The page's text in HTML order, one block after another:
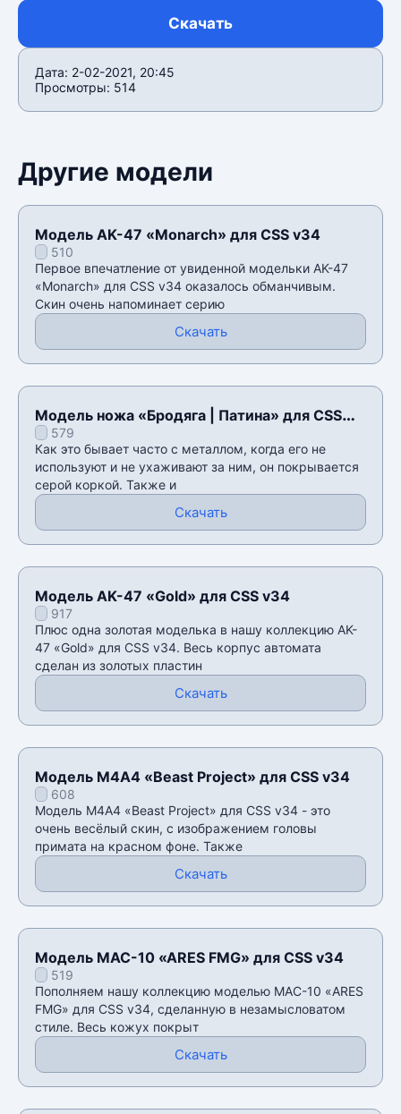
Скачать
Дата: 2-02-2021, 20:45
Просмотры: 514
Другие модели
Модель AK-47 «Monarch» для CSS v34
510
Первое впечатление от увиденной модельки AK-47
«Monarch» для CSS v34 оказалось обманчивым.
Скин очень напоминает серию
Скачать
Модель ножа «Бродяга | Патина» для CSS
v34579
Как это бывает часто с металлом, когда его не
используют и не ухаживают за ним, он покрывается
серой коркой. Также и
Скачать
Модель AK-47 «Gold» для CSS v34
917
Плюс одна золотая моделька в нашу коллекцию AK-
47 «Gold» для CSS v34. Весь корпус автомата
сделан из золотых пластин
Скачать
Модель М4А4 «Beast Project» для CSS v34
608
Модель М4А4 «Beast Project» для CSS v34 - это
очень весёлый скин, с изображением головы
примата на красном фоне. Также
Скачать
Модель MAC-10 «ARES FMG» для CSS v34
519
Пополняем нашу коллекцию моделью MAC-10 «ARES
FMG» для CSS v34, сделанную в незамысловатом
стиле. Весь кожух покрыт
Скачать